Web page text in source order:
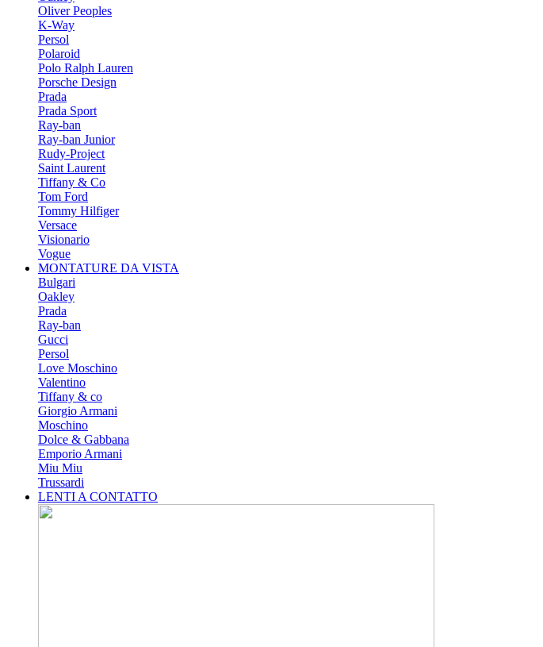
Oliver Peoples
K-Way
Persol
Polaroid
Polo Ralph Lauren
Porsche Design
Prada
Prada Sport
Ray-ban
Ray-ban Junior
Rudy-Project
Saint Laurent
Tiffany & Co
Tom Ford
Tommy Hilfiger
Versace
Visionario
Vogue
MONTATURE DA VISTA
Bulgari
Oakley
Prada
Ray-ban
Gucci
Persol
Love Moschino
Valentino
Tiffany & co
Giorgio Armani
Moschino
Dolce & Gabbana
Emporio Armani
Miu Miu
Trussardi
LENTI A CONTATTO